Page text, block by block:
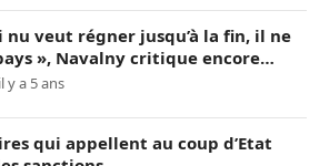
nu veut régner jusqu’à la fin, il ne
», Navalny critique encore
il y a 5 ans
qui appellent au coup d’Etat